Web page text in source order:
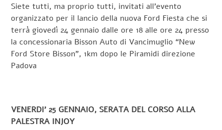
Siete tutti, ma proprio tutti, invitati all’evento
organizzato per il lancio della nuova Ford Fiesta che si
terrà giovedì 24 gennaio dalle ore 18 alle ore 24 presso
la concessionaria Bisson Auto di Vancimuglio “New
Ford Store Bisson”, 1km dopo le Piramidi direzione
Padova
VENERDI’ 25 GENNAIO, SERATA DEL CORSO ALLA
PALESTRA INJOY